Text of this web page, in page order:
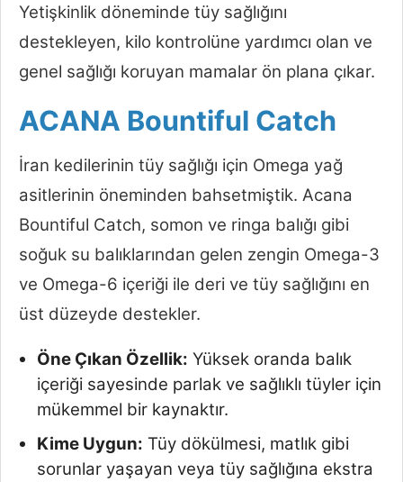
Yetişkinlik döneminde tüy sağlığını
destekleyen, kilo kontrolüne yardımcı olan ve
genel sağlığı koruyan mamalar ön plana çıkar.
ACANA Bountiful Catch
İran kedilerinin tüy sağlığı için Omega yağ
asitlerinin öneminden bahsetmiştik. Acana
Bountiful Catch, somon ve ringa balığı gibi
soğuk su balıklarından gelen zengin Omega-3
ve Omega-6 içeriği ile deri ve tüy sağlığını en
üst düzeyde destekler.
Öne Çıkan Özellik: Yüksek oranda balık
içeriği sayesinde parlak ve sağlıklı tüyler için
mükemmel bir kaynaktır.
Kime Uygun: Tüy dökülmesi, matlık gibi
sorunlar yaşayan veya tüy sağlığına ekstra